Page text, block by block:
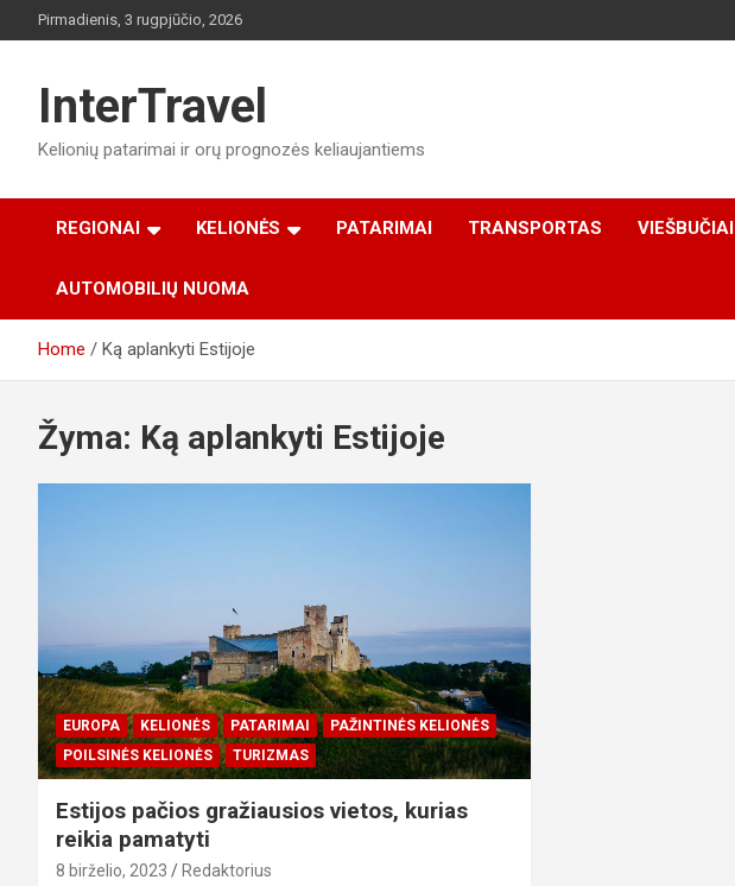
to
Pirmadienis, 3 rugpjūčio, 2026
InterTravel
Kelionių patarimai ir orų prognozės keliaujantiems
REGIONAI KELIONĖS PATARIMAI TRANSPORTAS VIEŠBUČIAI
AUTOMOBILIŲ NUOMA
Home Ką aplankyti Estijoje
Žyma: Ką aplankyti Estijoje
EUROPA KELIONĖS PATARIMAI
PAŽINTINĖS KELIONĖS
POILSINĖS KELIONĖS
TURIZMAS
Estijos pačios gražiausios vietos, kurias
reikia pamatyti
8 birželio, 2023 Redaktorius